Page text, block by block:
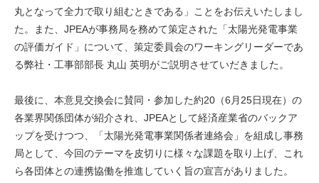
丸となって全力で取り組むときである」ことをお伝えいたしまし
た。また、JPEAが事務局を務めて策定された「太陽光発電事業
の評価ガイド」について、策定委員会のワーキングリーダーであ
る弊社・工事部部長 丸山 英明がご説明させていだきました。
最後に、本意見交換会に賛同・参加した約20（6月25日現在）の
各業界関係団体が紹介され、JPEAとして経済産業省のバックア
ップを受けつつ、「太陽光発電事業関係者連絡会」を組成し事務
局として、今回のテーマを皮切りに様々な課題を取り上げ、これ
ら各団体との連携協働を推進していく旨の宣言がありました。